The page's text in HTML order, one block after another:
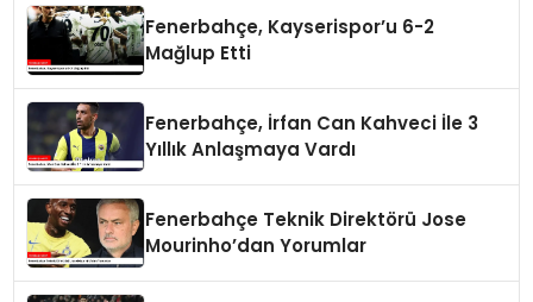
Fenerbahçe, Kayserispor’u 6-2
Mağlup Etti
Fenerbahçe, İrfan Can Kahveci İle 3
Yıllık Anlaşmaya Vardı
Fenerbahçe Teknik Direktörü Jose
Mourinho’dan Yorumlar